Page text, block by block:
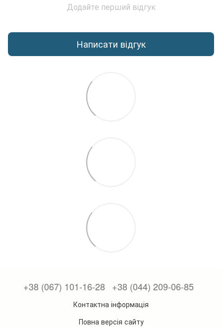
Додайте перший відгук
Написати відгук
+38 (067) 101-16-28 +38 (044) 209-06-85
Контактна інформація
Повна версія сайту